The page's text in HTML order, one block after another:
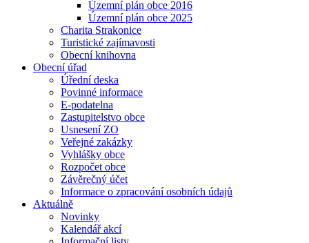
Územní plán obce 2016
Územní plán obce 2025
Charita Strakonice
Turistické zajímavosti
Obecní knihovna
Obecní úřad
Úřední deska
Povinné informace
E-podatelna
Zastupitelstvo obce
Usnesení ZO
Veřejné zakázky
Vyhlášky obce
Rozpočet obce
Závěrečný účet
Informace o zpracování osobních údajů
Aktuálně
Novinky
Kalendář akcí